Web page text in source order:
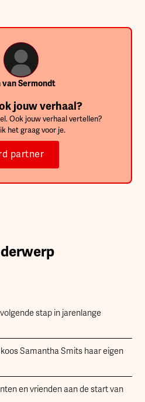
van Sermondt
jouw verhaal?
Ook jouw verhaal vertellen?
het graag voor je.
partner
stap in jarenlange
Samantha Smits haar eigen
en vrienden aan de start van